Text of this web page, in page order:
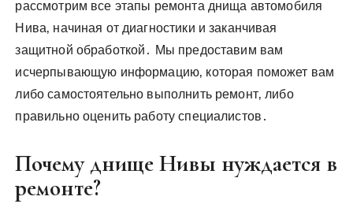
рассмотрим все этапы ремонта днища автомобиля
Нива‚ начиная от диагностики и заканчивая
защитной обработкой․ Мы предоставим вам
исчерпывающую информацию‚ которая поможет вам
либо самостоятельно выполнить ремонт‚ либо
правильно оценить работу специалистов․
Почему днище Нивы нуждается в
ремонте?